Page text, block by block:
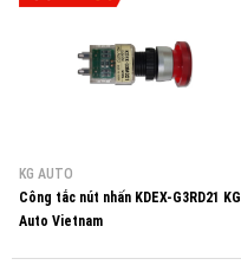
KG AUTO
Công tắc nút nhấn KDEX-G3RD21 KG
Auto Vietnam